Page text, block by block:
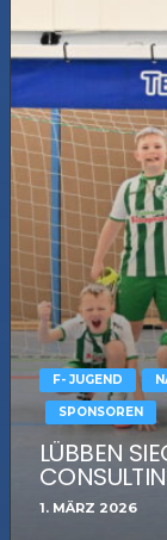
F- JUGEND
SPONSOREN
LÜBBEN
1. MÄRZ 2026